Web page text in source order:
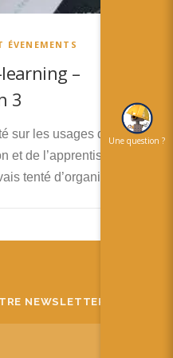
ÉVENEMENTS
–
3
sur les usages de la RA
et de l’apprentissage.
tenté d’organiser …
NEWSLETTER
Une question ?